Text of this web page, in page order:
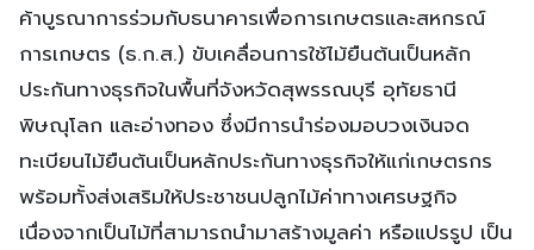
ค้าบูรณาการร่วมกับธนาคารเพื่อการเกษตรและสหกรณ์
การเกษตร (ธ.ก.ส.) ขับเคลื่อนการใช้ไม้ยืนต้นเป็นหลัก
ประกันทางธุรกิจในพื้นที่จังหวัดสุพรรณบุรี อุทัยธานี
พิษณุโลก และอ่างทอง ซึ่งมีการนำร่องมอบวงเงินจด
ทะเบียนไม้ยืนต้นเป็นหลักประกันทางธุรกิจให้แก่เกษตรกร
พร้อมทั้งส่งเสริมให้ประชาชนปลูกไม้ค่าทางเศรษฐกิจ
เนื่องจากเป็นไม้ที่สามารถนำมาสร้างมูลค่า หรือแปรรูป เป็น